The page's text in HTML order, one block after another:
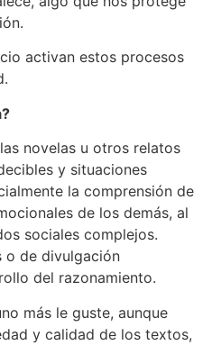
activan estos procesos
novelas u otros relatos
y situaciones
la comprensión de
de los demás, al
sociales complejos.
o de divulgación
del razonamiento.
más le guste, aunque
y calidad de los textos,